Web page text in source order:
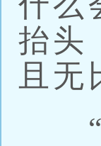
抬头
且
“